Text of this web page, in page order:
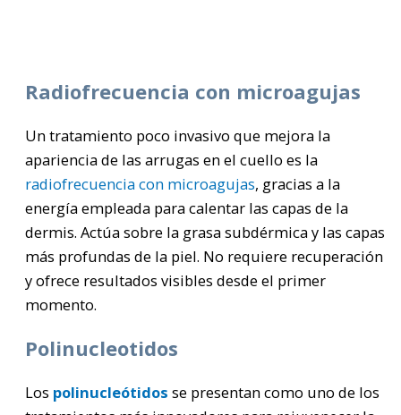
Radiofrecuencia con microagujas
Un tratamiento poco invasivo que mejora la
apariencia de las arrugas en el cuello es la
radiofrecuencia con microagujas, gracias a la
energía empleada para calentar las capas de la
dermis. Actúa sobre la grasa subdérmica y las capas
más profundas de la piel. No requiere recuperación
y ofrece resultados visibles desde el primer
momento.
Polinucleotidos
Los polinucleótidos se presentan como uno de los